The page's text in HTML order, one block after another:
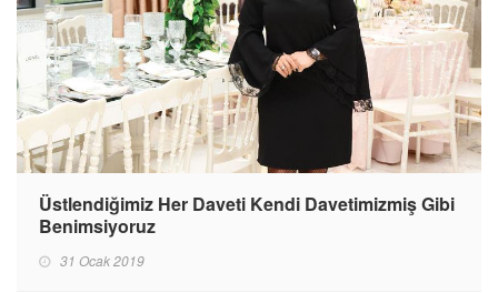
Üstlendiğimiz Her Daveti Kendi Davetimizmiş Gibi
Benimsiyoruz
31 Ocak 2019